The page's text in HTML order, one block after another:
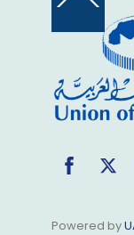
Back
Top
Powered by